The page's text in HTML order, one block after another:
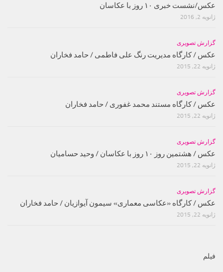
عکس/نشست خبری ۱۰ روز با عکاسان
ژانویه 2, 2016
گزارش تصویری
عکس / کارگاه مدیریت رنگ علی فاطمی / حامد فخاران
ژانویه 22, 2015
گزارش تصویری
عکس / کارگاه مستند محمد غفوری / حامد فخاران
ژانویه 22, 2015
گزارش تصویری
عکس / هشتمین روز ۱۰ روز با عکاسان / وحید حسامیان
ژانویه 22, 2015
گزارش تصویری
عکس / کارگاه «عکاسی معماری» سیمون آیوازیان / حامد فخاران
ژانویه 22, 2015
فیلم